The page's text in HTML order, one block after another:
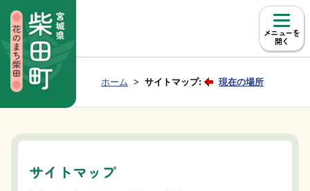
メニュー
Group NAV 現在位置：
ホーム サイトマップ: 現在の場所
サイトマップ